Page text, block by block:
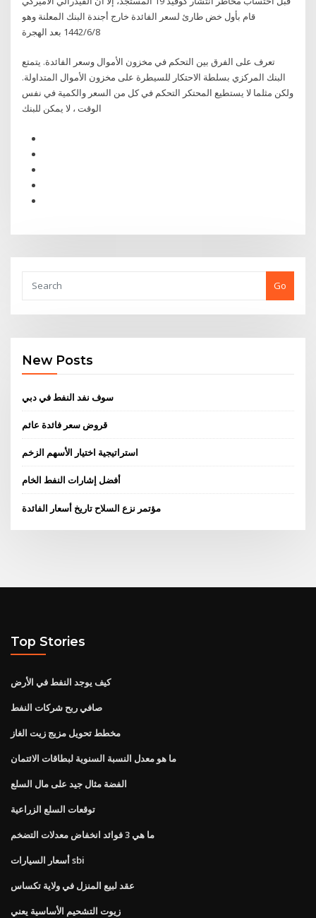
قام بأول خض طارئ لسعر الفائدة خارج أجندة البنك المعلنة وهو
8‏‏/6‏‏/1442 بعد الهجرة
تعرف على الفرق بين التحكم في مخزون الأموال وسعر الفائدة. يتمتع
البنك المركزي بسلطة الاحتكار للسيطرة على مخزون الأموال المتداولة.
ولكن مثلما لا يستطيع المحتكر التحكم في كل من السعر والكمية في نفس
الوقت ، لا يمكن للبنك
Go
New Posts
سوف نفد النفط في دبي
قروض سعر فائدة عائم
استراتيجية اختيار الأسهم الزخم
أفضل إشارات النفط الخام
مؤتمر نزع السلاح تاريخ أسعار الفائدة
Top Stories
كيف يوجد النفط في الأرض
صافي ربح شركات النفط
مخطط تحويل مزيج زيت الغاز
ما هو معدل النسبة السنوية لبطاقات الائتمان
الفضة مثال جيد على مال السلع
توقعات السلع الزراعية
ما هي 3 فوائد انخفاض معدلات التضخم
أسعار السيارات sbi
عقد لبيع المنزل في ولاية تكساس
زيوت التشحيم الأساسية يعني